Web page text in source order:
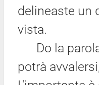
delineaste un
vista.
Do la parola
potrà